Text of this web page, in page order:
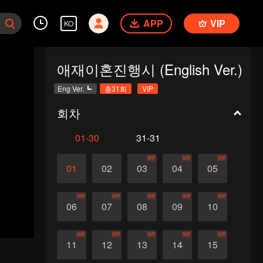
KO APP VIP
애재이혼진행시 (English Ver.)
Eng Ver. 총31회 VIP
회차
01-30 31-31
01 02 03
VIP
04
VIP
05
VIP
06
VIP
07
VIP
08
VIP
09
VIP
10
VIP
11
VIP
12
VIP
13
VIP
14
VIP
15
VIP